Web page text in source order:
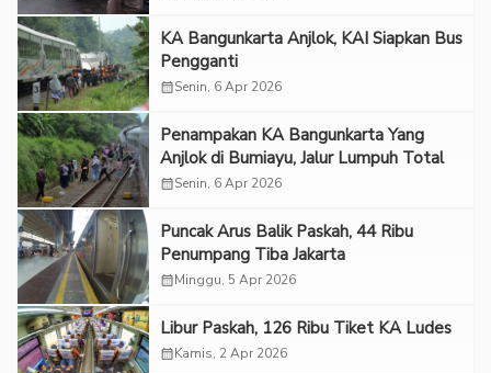
KA Bangunkarta Anjlok, KAI Siapkan Bus
Pengganti
calendar_monthSenin, 6 Apr 2026
Penampakan KA Bangunkarta Yang
Anjlok di Bumiayu, Jalur Lumpuh Total
calendar_monthSenin, 6 Apr 2026
Puncak Arus Balik Paskah, 44 Ribu
Penumpang Tiba Jakarta
calendar_monthMinggu, 5 Apr 2026
Libur Paskah, 126 Ribu Tiket KA Ludes
calendar_monthKamis, 2 Apr 2026